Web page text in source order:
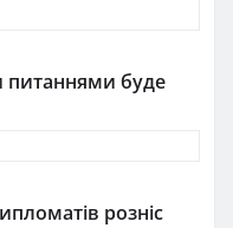
питаннями буде
розніс